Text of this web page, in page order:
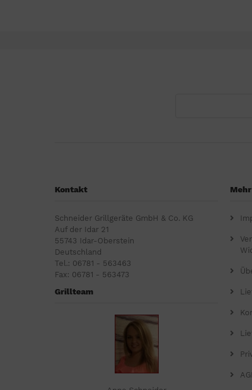
Kontakt
Schneider Grillgeräte GmbH & Co. KG
Auf der Idar 21
55743 Idar-Oberstein
Deutschland
Tel.: 06781 - 563463
Fax: 06781 - 563473
Grillteam